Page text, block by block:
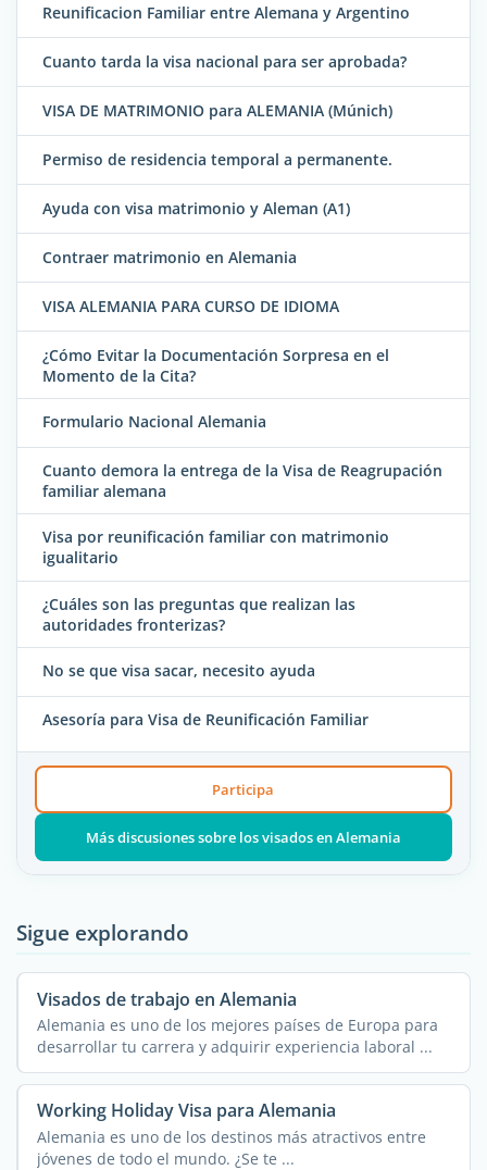
Reunificacion Familiar entre Alemana y Argentino
Cuanto tarda la visa nacional para ser aprobada?
VISA DE MATRIMONIO para ALEMANIA (Múnich)
Permiso de residencia temporal a permanente.
Ayuda con visa matrimonio y Aleman (A1)
Contraer matrimonio en Alemania
VISA ALEMANIA PARA CURSO DE IDIOMA
¿Cómo Evitar la Documentación Sorpresa en el
Momento de la Cita?
Formulario Nacional Alemania
Cuanto demora la entrega de la Visa de Reagrupación
familiar alemana
Visa por reunificación familiar con matrimonio
igualitario
¿Cuáles son las preguntas que realizan las
autoridades fronterizas?
No se que visa sacar, necesito ayuda
Asesoría para Visa de Reunificación Familiar
Participa
Más discusiones sobre los visados en Alemania
Sigue explorando
Visados de trabajo en Alemania
Alemania es uno de los mejores países de Europa para
desarrollar tu carrera y adquirir experiencia laboral ...
Working Holiday Visa para Alemania
Alemania es uno de los destinos más atractivos entre
jóvenes de todo el mundo. ¿Se te ...